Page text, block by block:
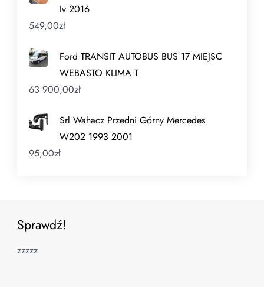
Iv 2016
549,00zł
Ford TRANSIT AUTOBUS BUS 17 MIEJSC
WEBASTO KLIMA T
63 900,00zł
Srl Wahacz Przedni Górny Mercedes
W202 1993 2001
95,00zł
Sprawdź!
zzzzz